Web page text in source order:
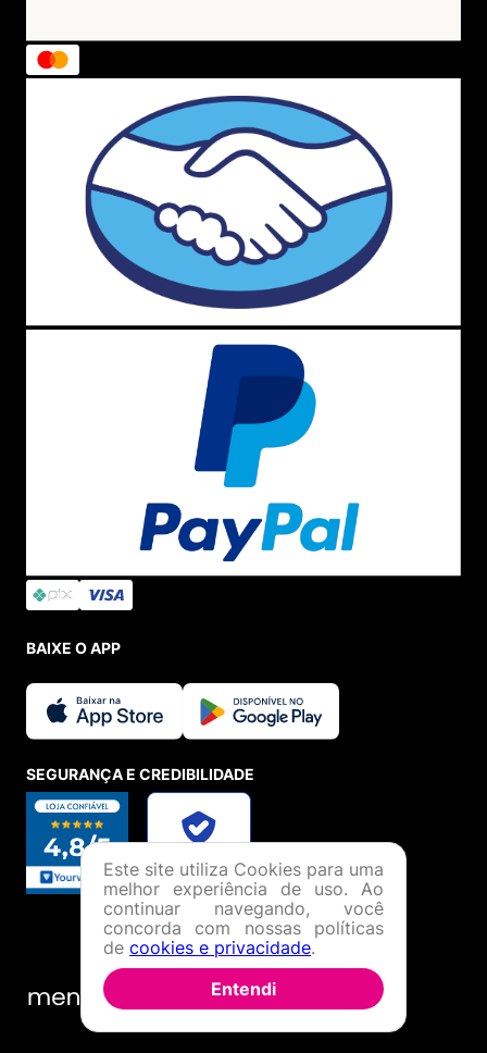
BAIXE O APP
SEGURANÇA E CREDIBILIDADE
Este site utiliza Cookies para uma
melhor experiência de uso. Ao
continuar navegando, você
concorda com nossas políticas
de cookies e privacidade.
Entendi